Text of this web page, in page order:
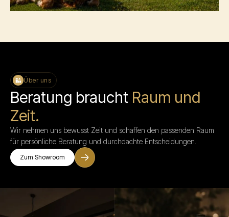
Über uns
Beratung braucht Raum und
Zeit.
Wir nehmen uns bewusst Zeit und schaffen den passenden Raum
für persönliche Beratung und durchdachte Entscheidungen.
Zum Showroom